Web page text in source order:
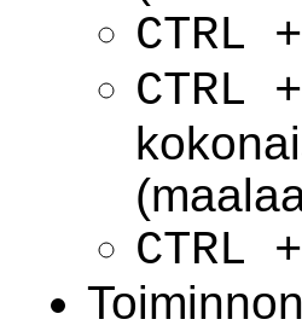
CTRL
CTRL
CTRL